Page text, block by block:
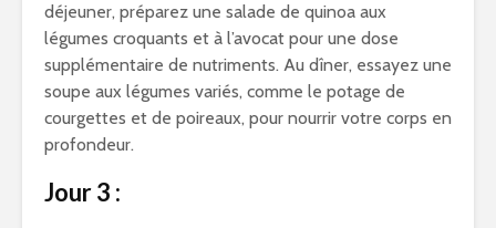
déjeuner, préparez une salade de quinoa aux
légumes croquants et à l’avocat pour une dose
supplémentaire de nutriments. Au dîner, essayez une
soupe aux légumes variés, comme le potage de
courgettes et de poireaux, pour nourrir votre corps en
profondeur.
Jour 3 :